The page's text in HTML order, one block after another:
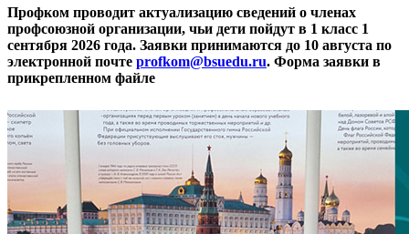
Профком проводит актуализацию сведений о членах
профсоюзной организации, чьи дети пойдут в 1 класс 1
сентября 2026 года. Заявки принимаются до 10 августа по
электронной почте profkom@bsuedu.ru. Форма заявки в
прикрепленном файле